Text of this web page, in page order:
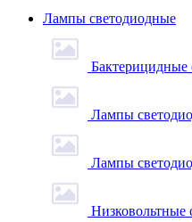
Лампы светодиодные
Бактерицидные
Лампы
Лампы
Низковольтные